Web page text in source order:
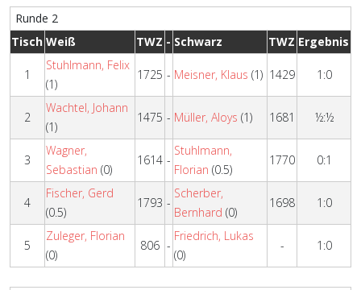
Runde 2
Tisch Weiß TWZ - Schwarz TWZ Ergebnis
1
Stuhlmann, Felix
(1)
1725 - Meisner, Klaus (1) 1429 1:0
2
Wachtel, Johann
(1)
1475 - Müller, Aloys (1) 1681 ½:½
3
Wagner,
Sebastian (0)
1614 -
Stuhlmann,
Florian (0.5)
1770 0:1
4
Fischer, Gerd
(0.5)
1793 -
Scherber,
Bernhard (0)
1698 1:0
5
Zuleger, Florian
(0)
806 -
Friedrich, Lukas
(0)
- 1:0